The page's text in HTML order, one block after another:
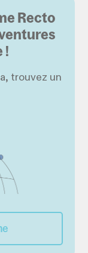
Recto
!
trouvez un